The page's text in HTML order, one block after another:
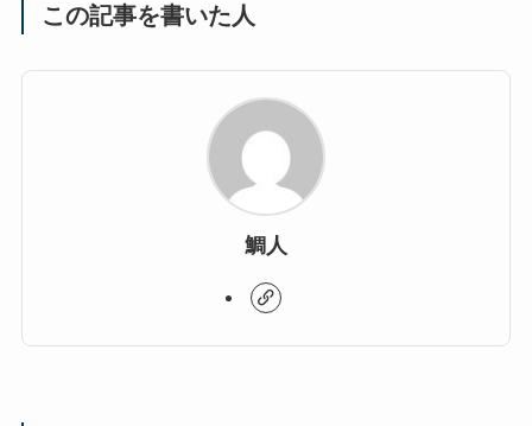
この記事を書いた人
鯛人